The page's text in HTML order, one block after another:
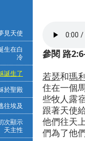
參閱 路
若瑟和瑪
住在一個
些牧人露
跟著天使
他們往天
們為了他
見天使
生在白
冷
誕生了
於聖殿
往埃及
次顯示
天主性